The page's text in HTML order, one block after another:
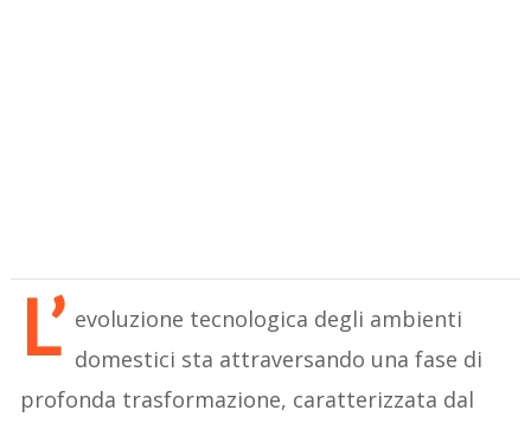
L’ evoluzione tecnologica degli ambienti
domestici sta attraversando una fase di
profonda trasformazione, caratterizzata dal